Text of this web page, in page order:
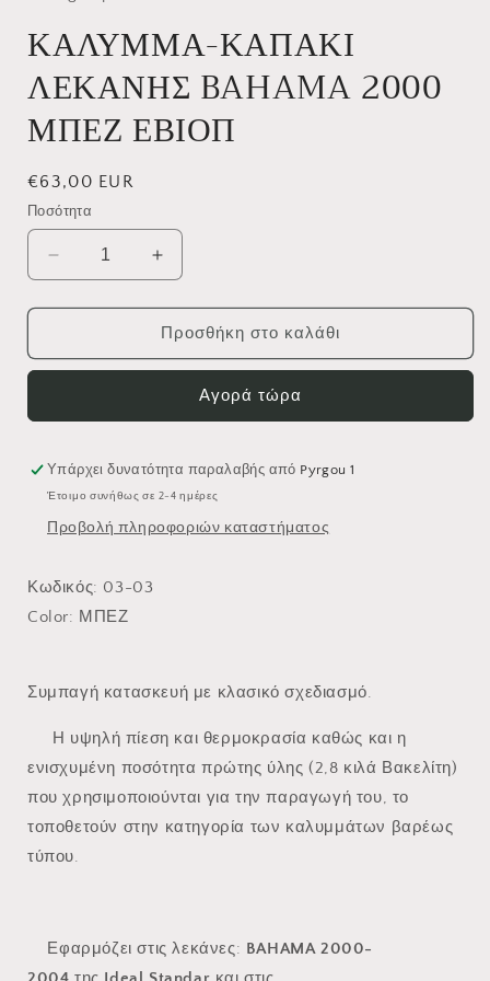
ΚΑΛΥΜΜΑ-ΚΑΠΑΚΙ
ΛΕΚΑΝΗΣ BAHAMA 2000
ΜΠΕΖ ΕΒΙΟΠ
Κανονική
τιμή
€63,00 EUR
Ποσότητα
Μείωση
ποσότητας
για
ΚΑΠΑΚΙ
2000
ΕΒΙΟΠ
Αύξηση
ποσότητας
για
ΚΑΛΥΜΜΑ-
ΚΑΠΑΚΙ
BAHAMA
2000
ΕΒΙΟΠ
Προσθήκη στο καλάθι
Αγορά τώρα
Υπάρχει δυνατότητα παραλαβής από Pyrgou 1
Έτοιμο συνήθως σε 2-4 ημέρες
Προβολή πληροφοριών καταστήματος
Κωδικός: 03-03
Color: ΜΠΕΖ
Συμπαγή κατασκευή με κλασικό σχεδιασμό.
Η υψηλή πίεση και θερμοκρασία καθώς και η
ενισχυμένη ποσότητα πρώτης ύλης (2,8 κιλά Βακελίτη)
που χρησιμοποιούνται για την παραγωγή του, το
τοποθετούν στην κατηγορία των καλυμμάτων βαρέως
τύπου.
Εφαρμόζει στις λεκάνες: BAHAMA 2000-